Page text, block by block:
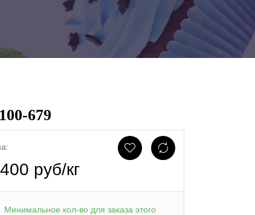
100-679
руб/кг
Минимальное кол-во для заказа этого